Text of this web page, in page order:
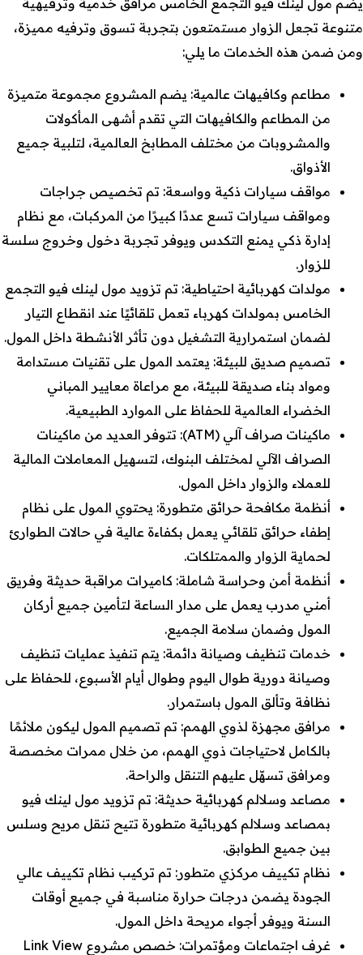
يضم مول لينك فيو التجمع الخامس مرافق خدمية وترفيهية
متنوعة تجعل الزوار مستمتعون بتجربة تسوق وترفيه مميزة،
ومن ضمن هذه الخدمات ما يلي:
مطاعم وكافيهات عالمية: يضم المشروع مجموعة متميزة
من المطاعم والكافيهات التي تقدم أشهى المأكولات
والمشروبات من مختلف المطابخ العالمية، لتلبية جميع
الأذواق.
مواقف سيارات ذكية وواسعة: تم تخصيص جراجات
ومواقف سيارات تسع عددًا كبيرًا من المركبات، مع نظام
إدارة ذكي يمنع التكدس ويوفر تجربة دخول وخروج سلسة
للزوار.
مولدات كهربائية احتياطية: تم تزويد مول لينك فيو التجمع
الخامس بمولدات كهرباء تعمل تلقائيًا عند انقطاع التيار
لضمان استمرارية التشغيل دون تأثر الأنشطة داخل المول.
تصميم صديق للبيئة: يعتمد المول على تقنيات مستدامة
ومواد بناء صديقة للبيئة، مع مراعاة معايير المباني
الخضراء العالمية للحفاظ على الموارد الطبيعية.
ماكينات صراف آلي (ATM): تتوفر العديد من ماكينات
الصراف الآلي لمختلف البنوك، لتسهيل المعاملات المالية
للعملاء والزوار داخل المول.
أنظمة مكافحة حرائق متطورة: يحتوي المول على نظام
إطفاء حرائق تلقائي يعمل بكفاءة عالية في حالات الطوارئ
لحماية الزوار والممتلكات.
أنظمة أمن وحراسة شاملة: كاميرات مراقبة حديثة وفريق
أمني مدرب يعمل على مدار الساعة لتأمين جميع أركان
المول وضمان سلامة الجميع.
خدمات تنظيف وصيانة دائمة: يتم تنفيذ عمليات تنظيف
وصيانة دورية طوال اليوم وطوال أيام الأسبوع، للحفاظ على
نظافة وتألق المول باستمرار.
مرافق مجهزة لذوي الهمم: تم تصميم المول ليكون ملائمًا
بالكامل لاحتياجات ذوي الهمم، من خلال ممرات مخصصة
ومرافق تسهّل عليهم التنقل والراحة.
مصاعد وسلالم كهربائية حديثة: تم تزويد مول لينك فيو
بمصاعد وسلالم كهربائية متطورة تتيح تنقل مريح وسلس
بين جميع الطوابق.
نظام تكييف مركزي متطور: تم تركيب نظام تكييف عالي
الجودة يضمن درجات حرارة مناسبة في جميع أوقات
السنة ويوفر أجواء مريحة داخل المول.
غرف اجتماعات ومؤتمرات: خصص مشروع Link View